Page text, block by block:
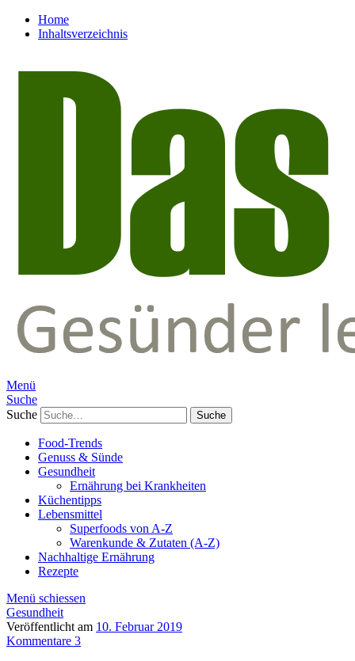
Home
Inhaltsverzeichnis
Menü
Suche
Suche
Food-Trends
Genuss & Sünde
Gesundheit
Ernährung bei Krankheiten
Küchentipps
Lebensmittel
Superfoods von A-Z
Warenkunde & Zutaten (A-Z)
Nachhaltige Ernährung
Rezepte
Menü schiessen
Gesundheit
Veröffentlicht am 10. Februar 2019
Kommentare 3